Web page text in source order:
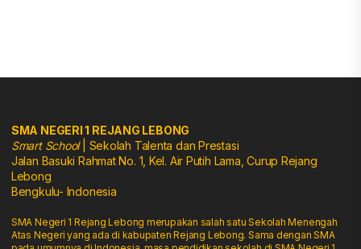
SMA NEGERI 1 REJANG LEBONG
Smart School| Sekolah Talenta dan Prestasi
Jalan Basuki Rahmat No. 1, Kel. Air Putih Lama, Curup Rejang
Lebong
Bengkulu- Indonesia
SMA Negeri 1 Rejang Lebong merupakan salah satu Sekolah Menengah
Atas Negeri yang ada di kabupaten Rejang Lebong. Sama dengan SMA